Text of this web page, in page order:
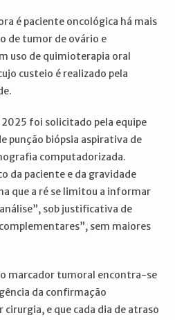
é paciente oncológica há mais
de tumor de ovário e
uso de quimioterapia oral
custeio é realizado pela
foi solicitado pela equipe
punção biópsia aspirativa de
computadorizada.
da paciente e da gravidade
que a ré se limitou a informar
sob justificativa de
sem maiores
o marcador tumoral encontra-se
da confirmação
e que cada dia de atraso